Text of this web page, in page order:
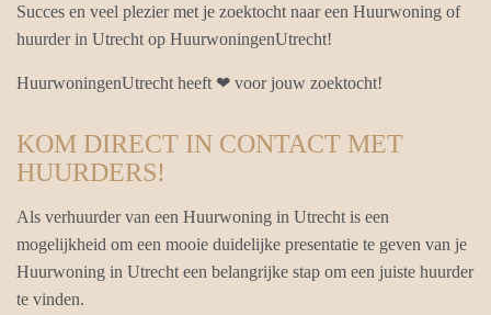
Succes en veel plezier met je zoektocht naar een Huurwoning of
huurder in Utrecht op HuurwoningenUtrecht!
HuurwoningenUtrecht heeft ❤ voor jouw zoektocht!
KOM DIRECT IN CONTACT MET
HUURDERS!
Als verhuurder van een Huurwoning in Utrecht is een
mogelijkheid om een mooie duidelijke presentatie te geven van je
Huurwoning in Utrecht een belangrijke stap om een juiste huurder
te vinden.